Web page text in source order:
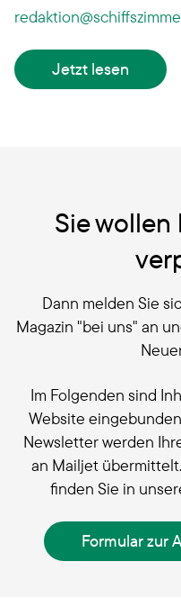
redaktion
Jetzt lesen
Sie wollen
Dann melden Sie
Magazin "bei uns" an
Im Folgenden sind
Website
Newsletter werden
an Mailjet
finden Sie in
Formular zur